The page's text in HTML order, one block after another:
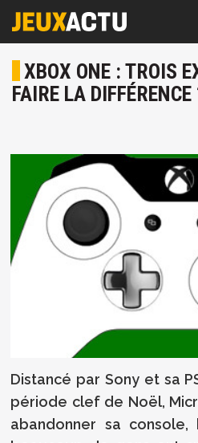
XBOX ONE : TROIS
FAIRE LA DIFFÉRENCE
Distancé par Sony et sa
période clef de Noël,
abandonner sa